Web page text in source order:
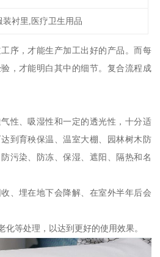
装衬里,医疗卫生用品
序，才能生产加工出好的产品。而每
，才能明白其中的细节。复合流程成
性、吸湿性和一定的透光性，十分适
到育秧保温、温室大棚、园林树木防
污染、防冻、保湿、遮阳、隔热和名
、埋在地下会降解、在室外半年后会
化等处理，以达到更好的使用效果。